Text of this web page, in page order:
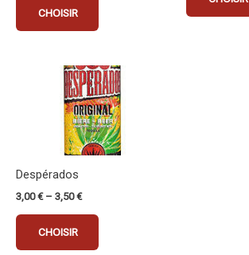
CHOISIR
la
du
produit
Despérados
3,00€– 3,50€
CHOISIR
Ce
produit
a
plusieurs
variations.
choisies